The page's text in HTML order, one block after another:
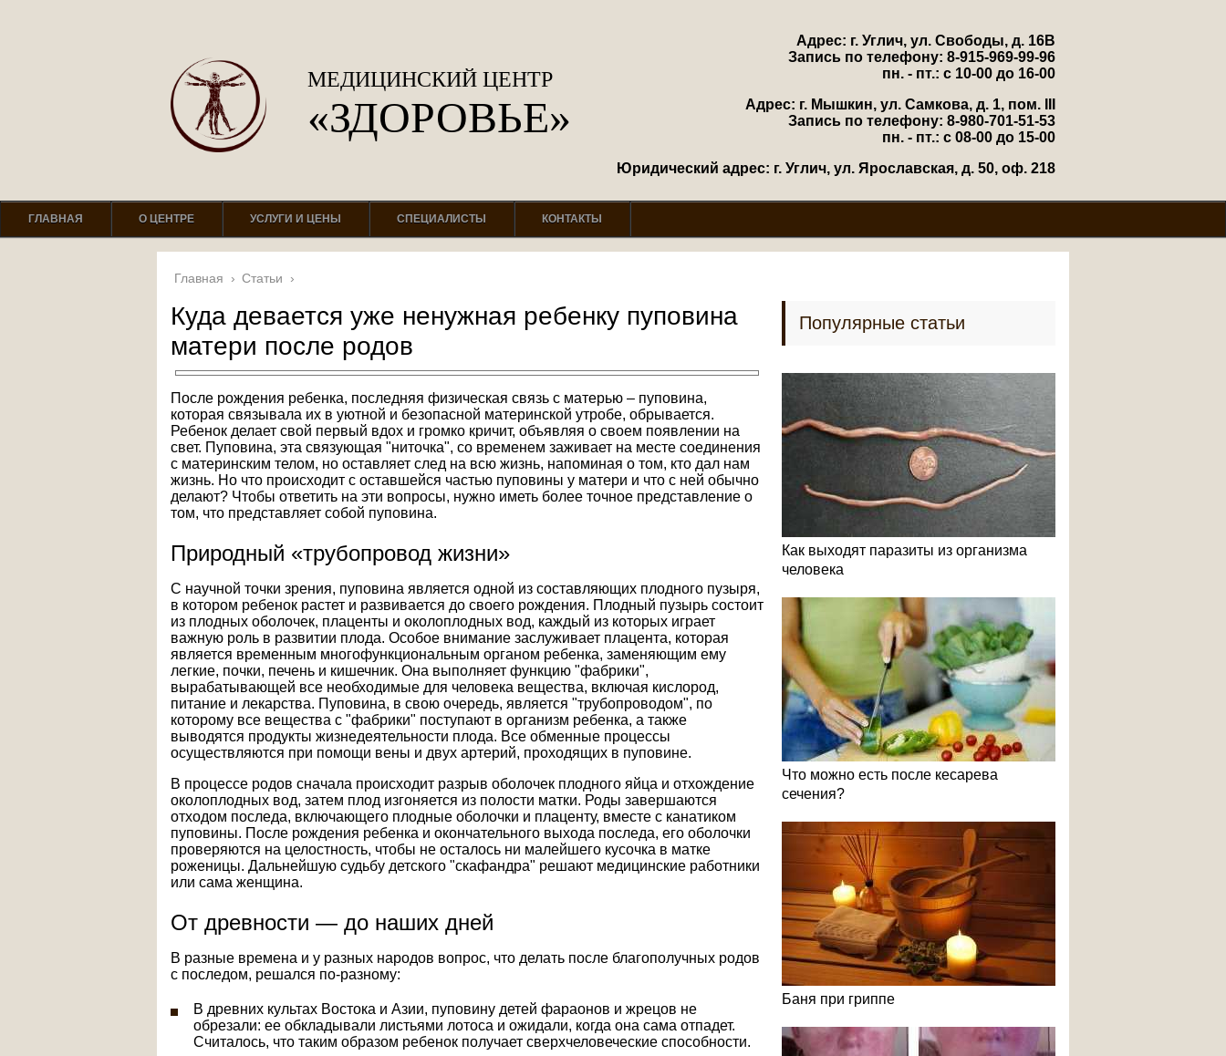
МЕДИЦИНСКИЙ ЦЕНТР
«ЗДОРОВЬЕ»
Адрес: г. Углич, ул. Свободы, д. 16В
Запись по телефону: 8-915-969-99-96
пн. - пт.: с 10-00 до 16-00
Адрес: г. Мышкин, ул. Самкова, д. 1, пом. III
Запись по телефону: 8-980-701-51-53
пн. - пт.: с 08-00 до 15-00
Юридический адрес: г. Углич, ул. Ярославская, д. 50, оф. 218
ГЛАВНАЯ О ЦЕНТРЕ УСЛУГИ И ЦЕНЫ СПЕЦИАЛИСТЫ КОНТАКТЫ
Главная › Статьи ›
Куда девается уже ненужная ребенку пуповина
матери после родов
После рождения ребенка, последняя физическая связь с матерью – пуповина,
которая связывала их в уютной и безопасной материнской утробе, обрывается.
Ребенок делает свой первый вдох и громко кричит, объявляя о своем появлении на
свет. Пуповина, эта связующая "ниточка", со временем заживает на месте соединения
с материнским телом, но оставляет след на всю жизнь, напоминая о том, кто дал нам
жизнь. Но что происходит с оставшейся частью пуповины у матери и что с ней обычно
делают? Чтобы ответить на эти вопросы, нужно иметь более точное представление о
том, что представляет собой пуповина.
Природный «трубопровод жизни»
С научной точки зрения, пуповина является одной из составляющих плодного пузыря,
в котором ребенок растет и развивается до своего рождения. Плодный пузырь состоит
из плодных оболочек, плаценты и околоплодных вод, каждый из которых играет
важную роль в развитии плода. Особое внимание заслуживает плацента, которая
является временным многофункциональным органом ребенка, заменяющим ему
легкие, почки, печень и кишечник. Она выполняет функцию "фабрики",
вырабатывающей все необходимые для человека вещества, включая кислород,
питание и лекарства. Пуповина, в свою очередь, является "трубопроводом", по
которому все вещества с "фабрики" поступают в организм ребенка, а также
выводятся продукты жизнедеятельности плода. Все обменные процессы
осуществляются при помощи вены и двух артерий, проходящих в пуповине.
В процессе родов сначала происходит разрыв оболочек плодного яйца и отхождение
околоплодных вод, затем плод изгоняется из полости матки. Роды завершаются
отходом последа, включающего плодные оболочки и плаценту, вместе с канатиком
пуповины. После рождения ребенка и окончательного выхода последа, его оболочки
проверяются на целостность, чтобы не осталось ни малейшего кусочка в матке
роженицы. Дальнейшую судьбу детского "скафандра" решают медицинские работники
или сама женщина.
От древности — до наших дней
В разные времена и у разных народов вопрос, что делать после благополучных родов
с последом, решался по-разному:
В древних культах Востока и Азии, пуповину детей фараонов и жрецов не
обрезали: ее обкладывали листьями лотоса и ожидали, когда она сама отпадет.
Считалось, что таким образом ребенок получает сверхчеловеческие способности.
Популярные статьи
Как выходят паразиты из организма
человека
Что можно есть после кесарева
сечения?
Баня при гриппе